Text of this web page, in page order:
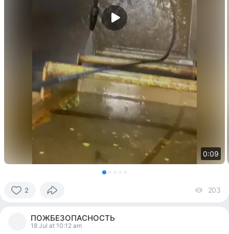
0:09
2 203
ПОЖБЕЗОПАСНОСТЬ
18 Jul at 10:12 am